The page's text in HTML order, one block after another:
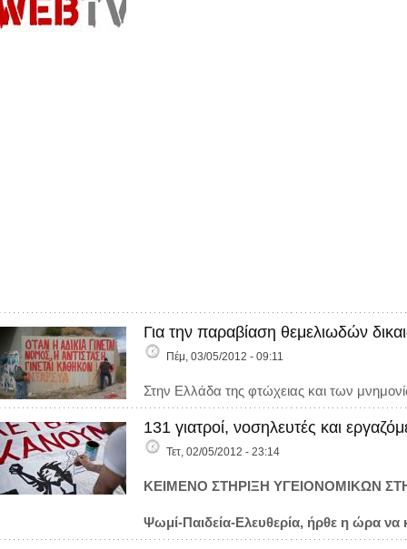
Για την παραβίαση θεμελιωδών
Πέμ, 03/05/2012 - 09:11
Στην Ελλάδα της φτώχειας και των
131 γιατροί, νοσηλευτές και
Τετ, 02/05/2012 - 23:14
ΚΕΙΜΕΝΟ ΣΤΗΡΙΞΗ ΥΓΕΙΟΝΟΜΙΚΩΝ
Ψωμί-Παιδεία-Ελευθερία, ήρθε η ώρα